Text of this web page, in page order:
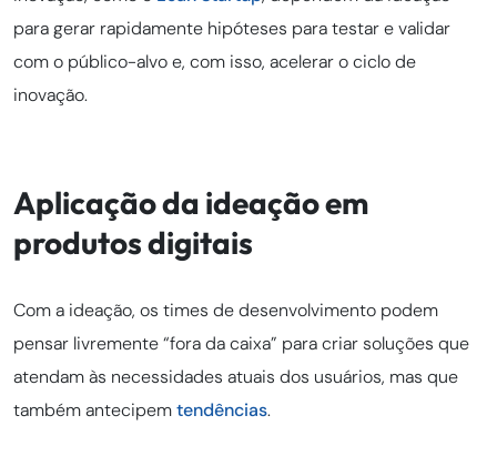
para gerar rapidamente hipóteses para testar e validar
com o público-alvo e, com isso, acelerar o ciclo de
inovação.
Aplicação da ideação em
produtos digitais
Com a ideação, os times de desenvolvimento podem
pensar livremente “fora da caixa” para criar soluções que
atendam às necessidades atuais dos usuários, mas que
também antecipemtendências.